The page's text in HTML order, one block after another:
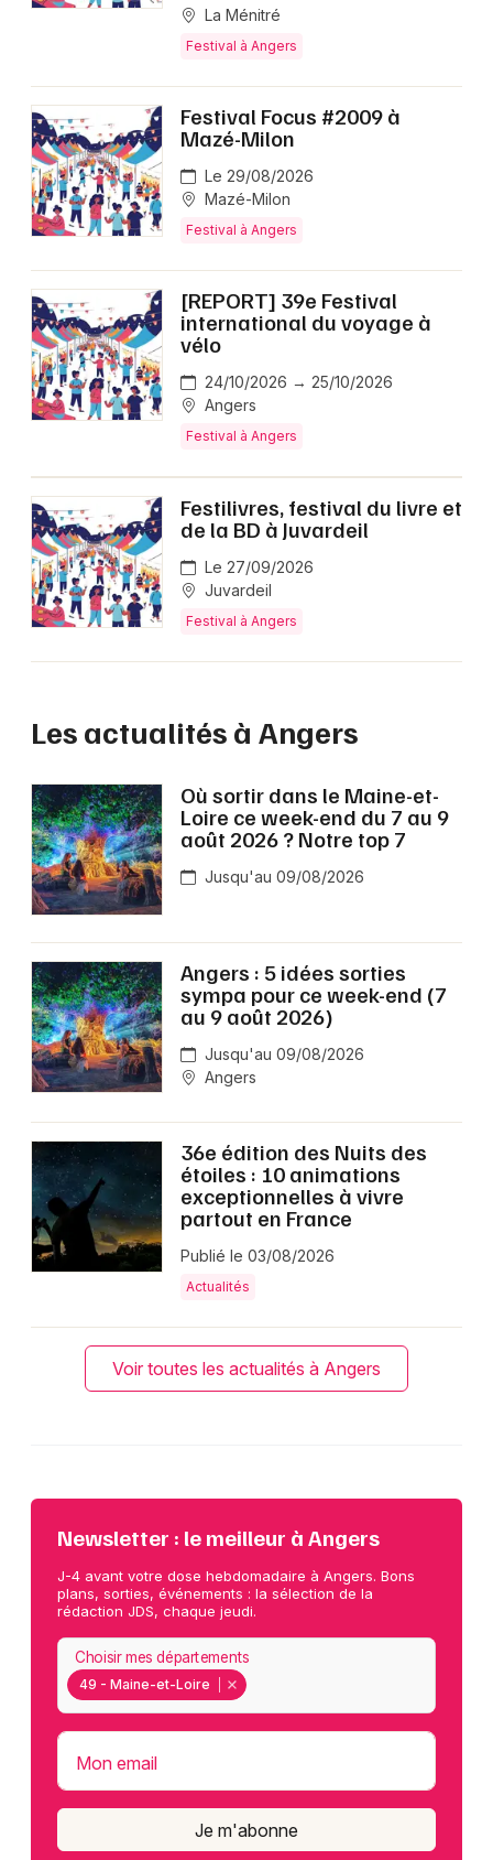
La Ménitré
Festival à Angers
Festival Focus #2009 à
Mazé-Milon
Le 29/08/2026
Mazé-Milon
Festival à Angers
[REPORT] 39e Festival
international du voyage à
vélo
24/10/2026 → 25/10/2026
Angers
Festival à Angers
Festilivres, festival du livre et
de la BD à Juvardeil
Le 27/09/2026
Juvardeil
Festival à Angers
Les actualités à Angers
Où sortir dans le Maine-et-
Loire ce week-end du 7 au 9
août 2026 ? Notre top 7
Jusqu'au 09/08/2026
Angers : 5 idées sorties
sympa pour ce week-end (7
au 9 août 2026)
Jusqu'au 09/08/2026
Angers
36e édition des Nuits des
étoiles : 10 animations
exceptionnelles à vivre
partout en France
Publié le 03/08/2026
Actualités
Voir toutes les actualités à Angers
Newsletter : le meilleur à Angers
J-4 avant votre dose hebdomadaire à Angers. Bons
plans, sorties, événements : la sélection de la
rédaction JDS, chaque jeudi.
49 - Maine-et-Loire
Choisir mes départements
Mon email
Je m'abonne